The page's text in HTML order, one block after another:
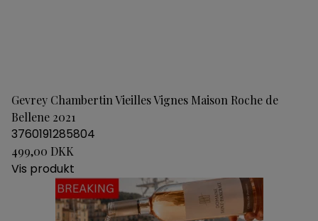
Gevrey Chambertin Vieilles Vignes Maison Roche de
Bellene 2021
3760191285804
499,00 DKK
Vis produkt